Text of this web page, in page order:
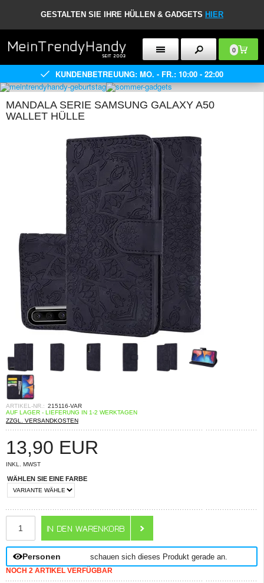
GESTALTEN SIE IHRE HÜLLEN & GADGETS HIER
0
KUNDENBETREUUNG: MO. - FR.: 10:00 - 22:00
MANDALA SERIE SAMSUNG GALAXY A50
WALLET HÜLLE
ARTIKEL-NR.: 215116-VAR
AUF LAGER - LIEFERUNG IN 1-2 WERKTAGEN
ZZGL. VERSANDKOSTEN
13,90 EUR
INKL. MWST
WÄHLEN SIE EINE FARBE
Personen schauen sich dieses Produkt gerade an.
NOCH 2 ARTIKEL VERFÜGBAR